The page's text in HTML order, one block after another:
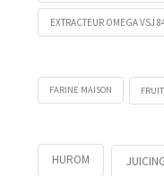
EXTRACTEUR OMEGA VSJ
FARINE MAISON
HUROM